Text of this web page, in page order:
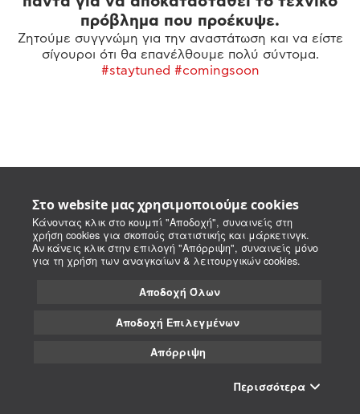
Στο website μας χρησιμοποιούμε cookies
Κάνοντας κλικ στο κουμπί "Αποδοχή", συναινείς στη
χρήση cookies για σκοπούς στατιστικής και μάρκετινγκ.
Αν κάνεις κλικ στην επιλογή "Απόρριψη", συναινείς μόνο
για τη χρήση των αναγκαίων & λειτουργικών cookies.
Αποδοχή Όλων
Αποδοχή Επιλεγμένων
Απόρριψη
Περισσότερα
πρόβλημα που προέκυψε.
Ζητούμε συγγνώμη για την αναστάτωση και να είστε
σίγουροι ότι θα επανέλθουμε πολύ σύντομα.
#staytuned #comingsoon